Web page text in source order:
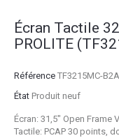
Écran Tactile
PROLITE
Référence TF3215MC-
État Produit neuf
Écran: 31,5" Open Frame
Tactile: PCAP 30 points,